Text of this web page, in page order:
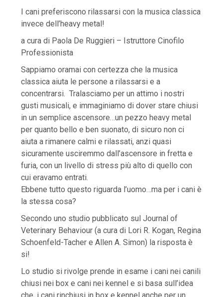
I cani preferiscono rilassarsi con la musica classica
invece dell’heavy metal!
a cura di Paola De Ruggieri – Istruttore Cinofilo
Professionista
Sappiamo oramai con certezza che la musica
classica aiuta le persone a rilassarsi e a
concentrarsi. Tralasciamo per un attimo i nostri
gusti musicali, e immaginiamo di dover stare chiusi
in un semplice ascensore…un pezzo heavy metal
per quanto bello e ben suonato, di sicuro non ci
aiuta a rimanere calmi e rilassati, anzi quasi
sicuramente usciremmo dall’ascensore in fretta e
furia, con un livello di stress più alto di quello con
cui eravamo entrati.
Ebbene tutto questo riguarda l’uomo…ma per i cani è
la stessa cosa?
Secondo uno studio pubblicato sul Journal of
Veterinary Behaviour (a cura di Lori R. Kogan, Regina
Schoenfeld-Tacher e Allen A. Simon) la risposta è
si!
Lo studio si rivolge prende in esame i cani nei canili
chiusi nei box e cani nei kennel e si basa sull’idea